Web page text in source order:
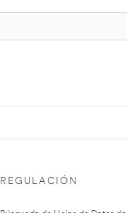
REGULACIÓN